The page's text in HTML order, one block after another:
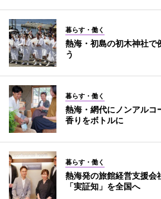
暮らす・働く
熱海・初島の初木神社
う
暮らす・働く
熱海・網代にノンアル
香りをボトルに
暮らす・働く
熱海発の旅館経営支援
「実証知」を全国へ